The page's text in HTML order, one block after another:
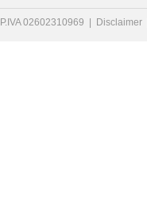
P.IVA 02602310969 | Disclaimer